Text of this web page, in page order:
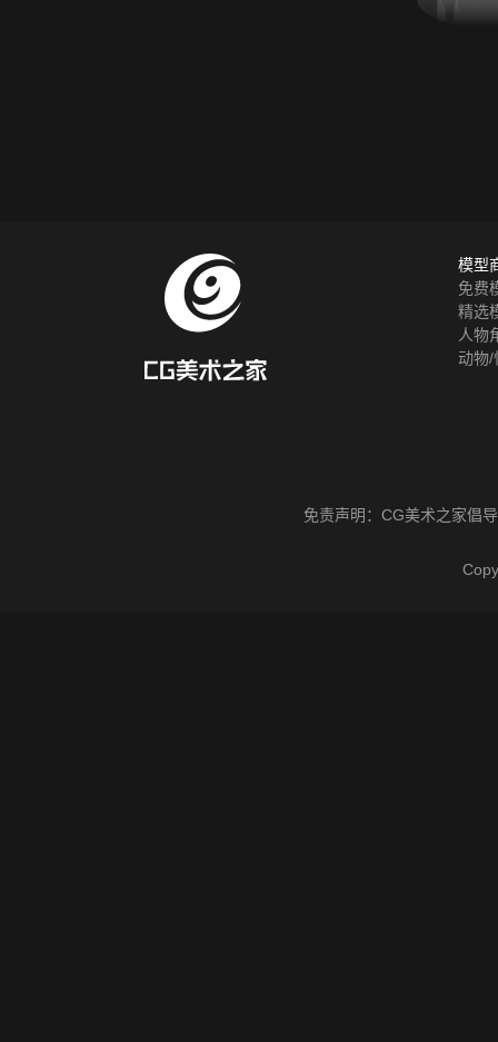
模型
免费
精选
人物
动物/
免责声明： CG美术之家倡